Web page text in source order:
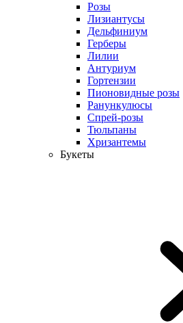
Розы
Лизиантусы
Дельфиниум
Герберы
Лилии
Антуриум
Гортензии
Пионовидные розы
Ранункулюсы
Спрей-розы
Тюльпаны
Хризантемы
Букеты